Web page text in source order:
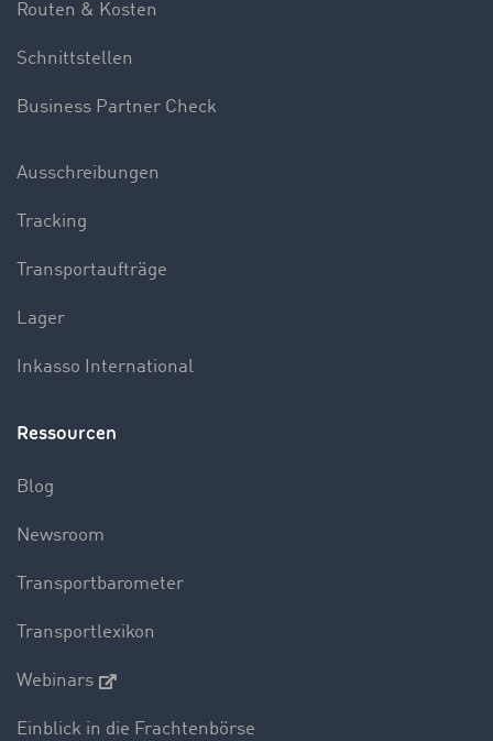
Routen & Kosten
Schnittstellen
Business Partner Check
Ausschreibungen
Tracking
Transportaufträge
Lager
Inkasso International
Ressourcen
Blog
Newsroom
Transportbarometer
Transportlexikon
Webinars
Einblick in die Frachtenbörse